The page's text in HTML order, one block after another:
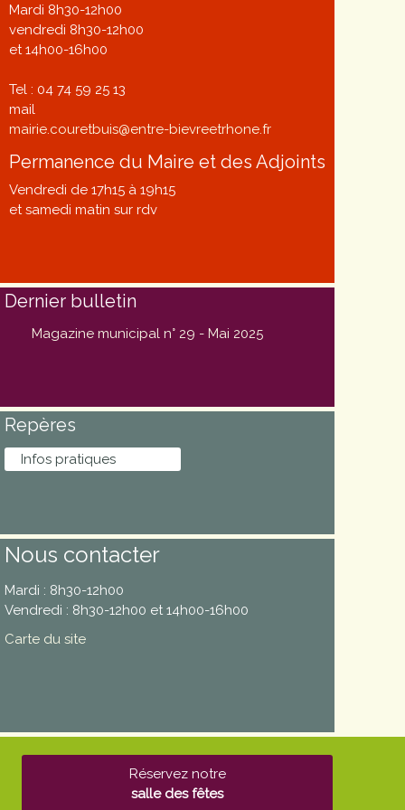
Mardi 8h30-12h00
vendredi 8h30-12h00
et 14h00-16h00
Tel : 04 74 59 25 13
mail
mairie.couretbuis@entre-bievreetrhone.fr
Permanence du Maire et des Adjoints
Vendredi de 17h15 à 19h15
et samedi matin sur rdv
Dernier bulletin
Magazine municipal n° 29 - Mai 2025
Repères
Infos pratiques
Nous contacter
Mardi : 8h30-12h00
Vendredi : 8h30-12h00 et 14h00-16h00
Carte du site
Réservez notre
salle des fêtes